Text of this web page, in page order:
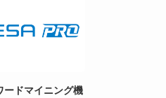
ードマイニング機